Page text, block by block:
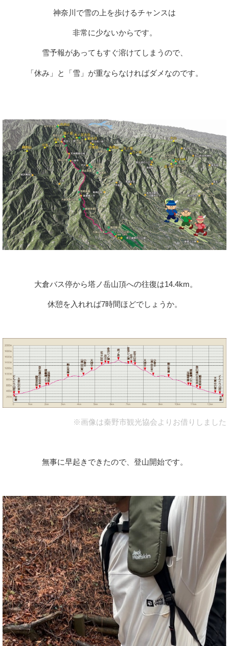
神奈川で雪の上を歩けるチャンスは
非常に少ないからです。
雪予報があってもすぐ溶けてしまうので、
「休み」と「雪」が重ならなければダメなのです。
大倉バス停から塔ノ岳山頂への往復は14.4km。
休憩を入れれば7時間ほどでしょうか。
※画像は秦野市観光協会よりお借りしました
無事に早起きできたので、登山開始です。